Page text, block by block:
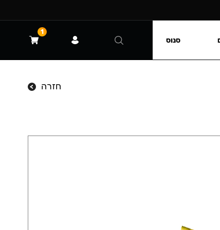
חזרה
סנוס
1